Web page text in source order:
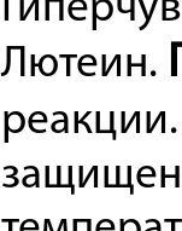
Лютеин.